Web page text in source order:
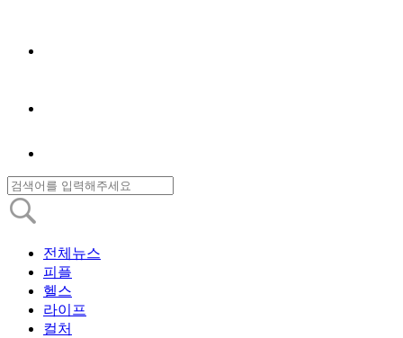
전체뉴스
피플
헬스
라이프
컬처